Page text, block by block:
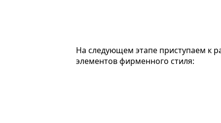
На следующем этапе приступаем к
элементов фирменного стиля: